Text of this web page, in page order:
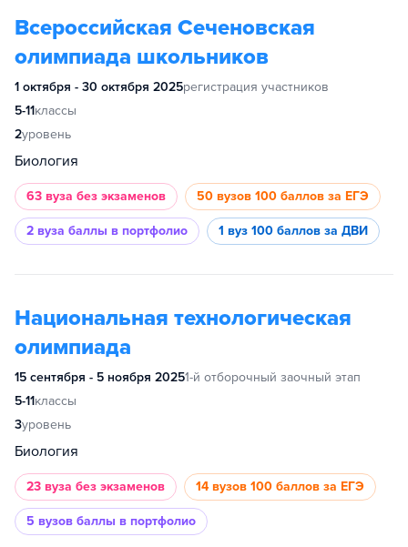
Всероссийская Сеченовская
олимпиада школьников
1 октября - 30 октября 2025регистрация участников
5-11классы
2уровень
Биология
63 вуза без экзаменов 50 вузов 100 баллов за ЕГЭ
2 вуза баллы в портфолио 1 вуз 100 баллов за ДВИ
Национальная технологическая
олимпиада
15 сентября - 5 ноября 20251-й отборочный заочный этап
5-11классы
3уровень
Биология
23 вуза без экзаменов 14 вузов 100 баллов за ЕГЭ
5 вузов баллы в портфолио